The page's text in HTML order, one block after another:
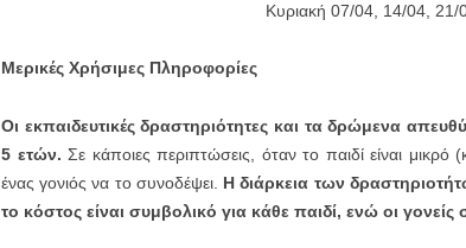
Κυριακή 07/04, 14/04, 21/
Μερικές Χρήσιμες Πληροφορίες
Οι εκπαιδευτικές δραστηριότητες και τα δρώμενα
5 ετών.Σε κάποιες περιπτώσεις, όταν το παιδί είναι
ένας γονιός να το συνοδέψει. Η διάρκεια των
το κόστος είναι συμβολικό για κάθε παιδί, ενώ οι